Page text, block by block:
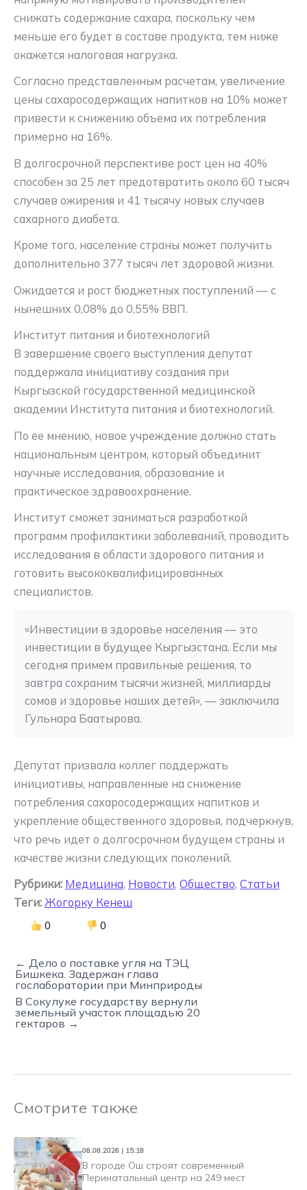
снижать содержание сахара, поскольку чем
меньше его будет в составе продукта, тем ниже
окажется налоговая нагрузка.
Согласно представленным расчетам, увеличение
цены сахаросодержащих напитков на 10% может
привести к снижению объема их потребления
примерно на 16%.
В долгосрочной перспективе рост цен на 40%
способен за 25 лет предотвратить около 60 тысяч
случаев ожирения и 41 тысячу новых случаев
сахарного диабета.
Кроме того, население страны может получить
дополнительно 377 тысяч лет здоровой жизни.
Ожидается и рост бюджетных поступлений — с
нынешних 0,08% до 0,55% ВВП.
Институт питания и биотехнологий
В завершение своего выступления депутат
поддержала инициативу создания при
Кыргызской государственной медицинской
академии Института питания и биотехнологий.
По ее мнению, новое учреждение должно стать
национальным центром, который объединит
научные исследования, образование и
практическое здравоохранение.
Институт сможет заниматься разработкой
программ профилактики заболеваний, проводить
исследования в области здорового питания и
готовить высококвалифицированных
специалистов.
«Инвестиции в здоровье населения — это
инвестиции в будущее Кыргызстана. Если мы
сегодня примем правильные решения, то
завтра сохраним тысячи жизней, миллиарды
сомов и здоровье наших детей», — заключила
Гульнара Баатырова.
Депутат призвала коллег поддержать
инициативы, направленные на снижение
потребления сахаросодержащих напитков и
укрепление общественного здоровья, подчеркнув,
что речь идет о долгосрочном будущем страны и
качестве жизни следующих поколений.
Рубрики: Медицина, Новости, Общество, Статьи
Теги: Жогорку Кенеш
0 0
← Дело о поставке угля на ТЭЦ
Бишкека. Задержан глава
гослаборатории при Минприроды
В Сокулуке государству вернули
земельный участок площадью 20
гектаров →
Смотрите также
08.08.2026 | 15:18
В городе Ош строят современный
Перинатальный центр на 249 мест